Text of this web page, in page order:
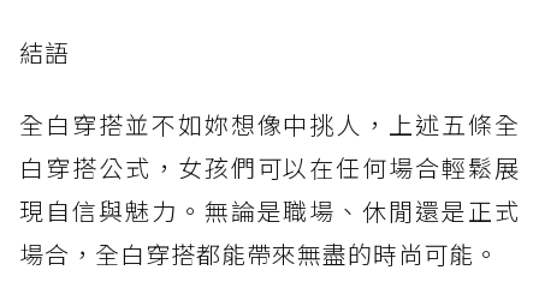
結語
全白穿搭並不如妳想像中挑人，上述五條全
白穿搭公式，女孩們可以在任何場合輕鬆展
現自信與魅力。無論是職場、休閒還是正式
場合，全白穿搭都能帶來無盡的時尚可能。